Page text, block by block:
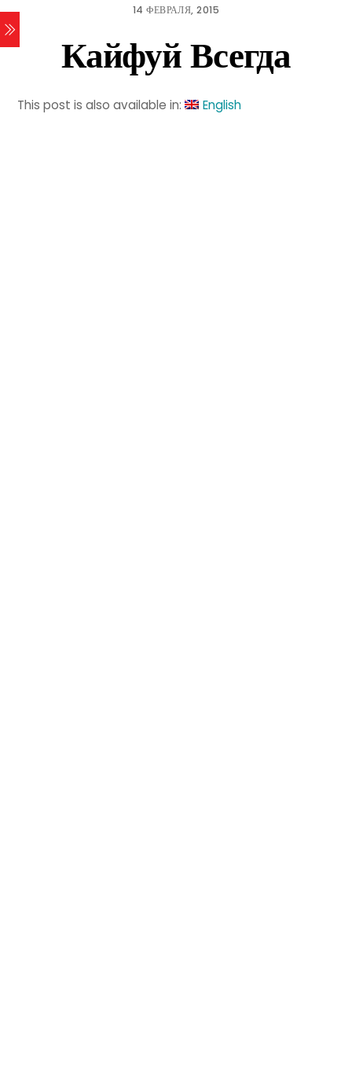
14 ФЕВРАЛЯ, 2015
Кайфуй Всегда
This post is also available in: English